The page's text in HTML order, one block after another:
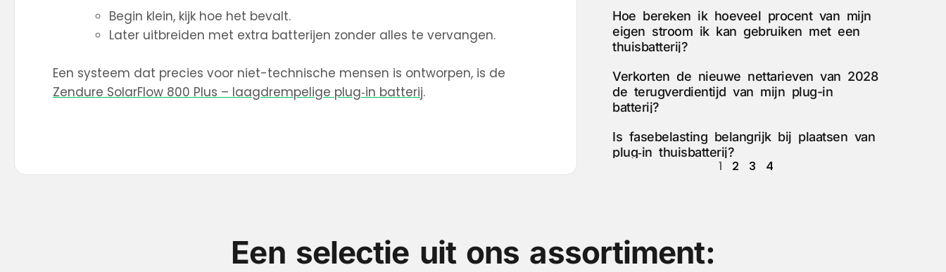
Begin klein, kijk hoe het bevalt.
Later uitbreiden met extra batterijen zonder alles te vervangen.
Een systeem dat precies voor niet-technische mensen is ontworpen, is de
Zendure SolarFlow 800 Plus – laagdrempelige plug‑in batterij.
Hoe bereken ik hoeveel procent van mijn
eigen stroom ik kan gebruiken met een
thuisbatterij?
Verkorten de nieuwe nettarieven van 2028
de terugverdientijd van mijn plug-in
batterij?
Is fasebelasting belangrijk bij plaatsen van
plug‑in thuisbatterij?
1 2 3 4
Een selectie uit ons assortiment: